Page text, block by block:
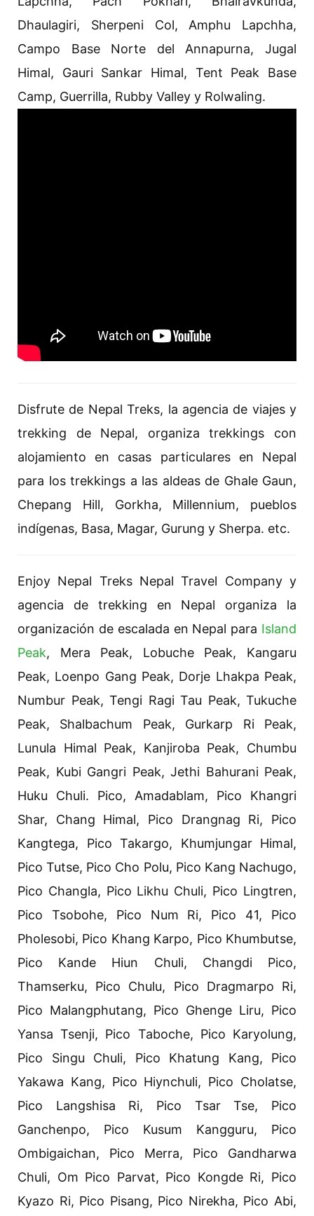
Dhaulagiri, Sherpeni Col, Amphu Lapchha,
Campo Base Norte del Annapurna, Jugal
Himal, Gauri Sankar Himal, Tent Peak Base
Camp, Guerrilla, Rubby Valley y Rolwaling.
Disfrute de Nepal Treks, la agencia de viajes y
trekking de Nepal, organiza trekkings con
alojamiento en casas particulares en Nepal
para los trekkings a las aldeas de Ghale Gaun,
Chepang Hill, Gorkha, Millennium, pueblos
indígenas, Basa, Magar, Gurung y Sherpa. etc.
Enjoy Nepal Treks Nepal Travel Company y
agencia de trekking en Nepal organiza la
organización de escalada en Nepal para Island
Peak, Mera Peak, Lobuche Peak, Kangaru
Peak, Loenpo Gang Peak, Dorje Lhakpa Peak,
Numbur Peak, Tengi Ragi Tau Peak, Tukuche
Peak, Shalbachum Peak, Gurkarp Ri Peak,
Lunula Himal Peak, Kanjiroba Peak, Chumbu
Peak, Kubi Gangri Peak, Jethi Bahurani Peak,
Huku Chuli. Pico, Amadablam, Pico Khangri
Shar, Chang Himal, Pico Drangnag Ri, Pico
Kangtega, Pico Takargo, Khumjungar Himal,
Pico Tutse, Pico Cho Polu, Pico Kang Nachugo,
Pico Changla, Pico Likhu Chuli, Pico Lingtren,
Pico Tsobohe, Pico Num Ri, Pico 41, Pico
Pholesobi, Pico Khang Karpo, Pico Khumbutse,
Pico Kande Hiun Chuli, Changdi Pico,
Thamserku, Pico Chulu, Pico Dragmarpo Ri,
Pico Malangphutang, Pico Ghenge Liru, Pico
Yansa Tsenji, Pico Taboche, Pico Karyolung,
Pico Singu Chuli, Pico Khatung Kang, Pico
Yakawa Kang, Pico Hiynchuli, Pico Cholatse,
Pico Langshisa Ri, Pico Tsar Tse, Pico
Ganchenpo, Pico Kusum Kangguru, Pico
Ombigaichan, Pico Merra, Pico Gandharwa
Chuli, Om Pico Parvat, Pico Kongde Ri, Pico
Kyazo Ri, Pico Pisang, Pico Nirekha, Pico Abi,